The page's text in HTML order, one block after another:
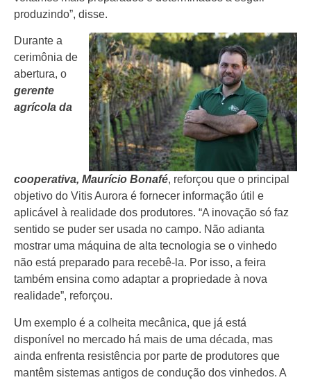
produzindo”, disse.
Durante a
cerimônia de
abertura, o
gerente
agrícola da
cooperativa, Maurício Bonafé, reforçou que o principal
objetivo do Vitis Aurora é fornecer informação útil e
aplicável à realidade dos produtores. “A inovação só faz
sentido se puder ser usada no campo. Não adianta
mostrar uma máquina de alta tecnologia se o vinhedo
não está preparado para recebê-la. Por isso, a feira
também ensina como adaptar a propriedade à nova
realidade”, reforçou.
Um exemplo é a colheita mecânica, que já está
disponível no mercado há mais de uma década, mas
ainda enfrenta resistência por parte de produtores que
mantêm sistemas antigos de condução dos vinhedos. A